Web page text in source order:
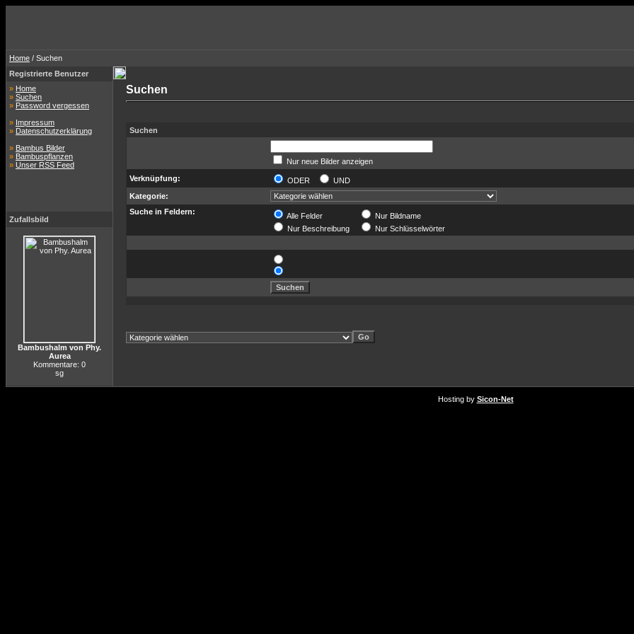
Home / Suchen
Registrierte Benutzer
» Home
» Suchen
» Password vergessen
» Impressum
» Datenschutzerklärung
» Bambus Bilder
» Bambuspflanzen
» Unser RSS Feed
Zufallsbild
Bambushalm von Phy.
Aurea
Kommentare: 0
sg
Suchen
Suchen
Nur neue Bilder anzeigen
Verknüpfung:
ODER
UND
Kategorie:
Suche in Feldern:
Alle Felder
Nur Bildname
Nur Beschreibung
Nur Schlüsselwörter
Hosting by Sicon-Net